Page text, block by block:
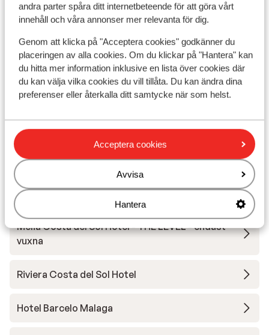
andra parter spåra ditt internetbeteende för att göra vårt
innehåll och våra annonser mer relevanta för dig.
Genom att klicka på "Acceptera cookies" godkänner du
placeringen av alla cookies. Om du klickar på "Hantera" kan
du hitta mer information inklusive en lista över cookies där
du kan välja vilka cookies du vill tillåta. Du kan ändra dina
preferenser eller återkalla ditt samtycke när som helst.
Acceptera cookies
Avvisa
Hantera
Amare Beach Hotel Marbella - rekommenderas
för vuxna
ME Marbella
ME Marbella - sommaren 2026
Hotel Helios Costa Tropical
Fuerte Marbella Hotel
Las Arenas affiliated by Melia Hotel
Meliá Costa del Sol Hotel - THE LEVEL - endast
vuxna
Riviera Costa del Sol Hotel
Hotel Barcelo Malaga